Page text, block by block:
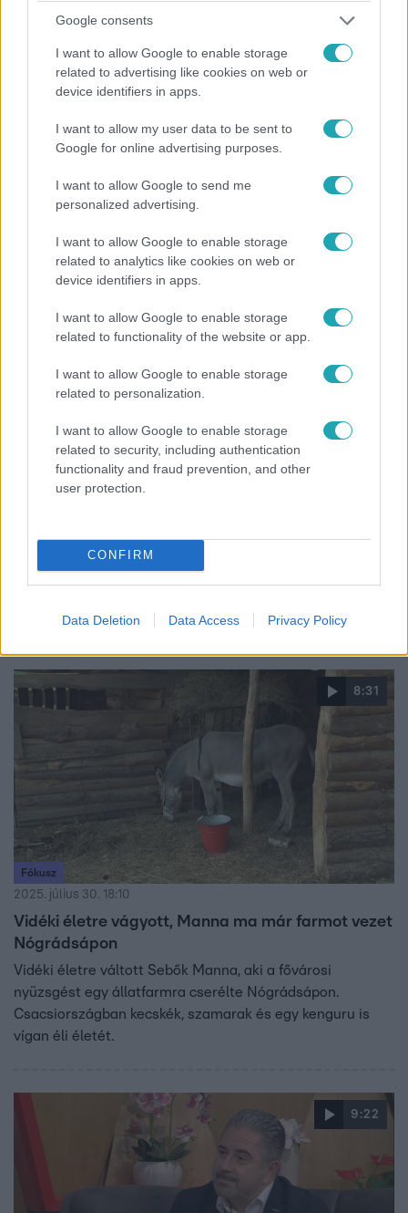
Google consents
I want to allow Google to enable storage
related to advertising like cookies on web or
device identifiers in apps.
I want to allow my user data to be sent to
Google for online advertising purposes.
I want to allow Google to send me
personalized advertising.
I want to allow Google to enable storage
related to analytics like cookies on web or
device identifiers in apps.
I want to allow Google to enable storage
related to functionality of the website or app.
I want to allow Google to enable storage
related to personalization.
I want to allow Google to enable storage
related to security, including authentication
functionality and fraud prevention, and other
user protection.
CONFIRM
Data Deletion Data Access Privacy Policy
A „slow december” mozgalom: így hozd vissza a
nyugalmat az ünnepekbe
mozgalommal! Kevesebb stressz, több öröm: fedezd fel
az egyszerűség és jelenlét varázsát az év végi
Reggeli
2025. szeptember 2. 11:01
Sziládi Hedvig: Így lesz nyugodt a reggeli autóút a
szülőknek is kihívás, különösen a reggeli és délutáni
autós utakon. Sziládi Hedvig oktatás- és képzésfejlesztési
és a kreatív kérdések segíthetnek abban, hogy ezek a
hogyan csökkentsük a reggeli stresszt, és miként
teremtsünk pozitív hangulatot az autóban. Mindez
nemcsak a gyerek, hanem az egész család napját jobbá
8:31
Fókusz
2025. július 30. 18:10
Vidéki életre vágyott, Manna ma már farmot vezet
Nógrádsápon
Vidéki életre váltott Sebők Manna, aki a fővárosi
nyüzsgést egy állatfarmra cserélte Nógrádsápon.
Csacsiországban kecskék, szamarak és egy kenguru is
vígan éli életét.
9:22